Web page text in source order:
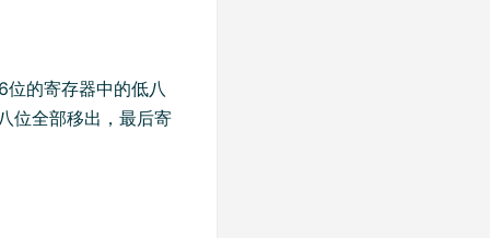
的寄存器中的低八
位全部移出，最后寄